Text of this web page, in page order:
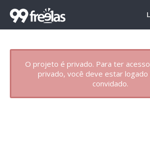
O projeto é privado. Para ter
privado, você deve estar
convidado.